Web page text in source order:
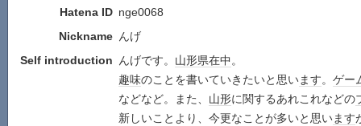
Hatena ID nge0068
Nickname んげ
Self introduction んげです。 山形県在中。
趣味のことを書いていきたいと思います。 ゲー
などなど。また、 山形に関するあれこれなどの
新しいことより、今更なことが多いと思います